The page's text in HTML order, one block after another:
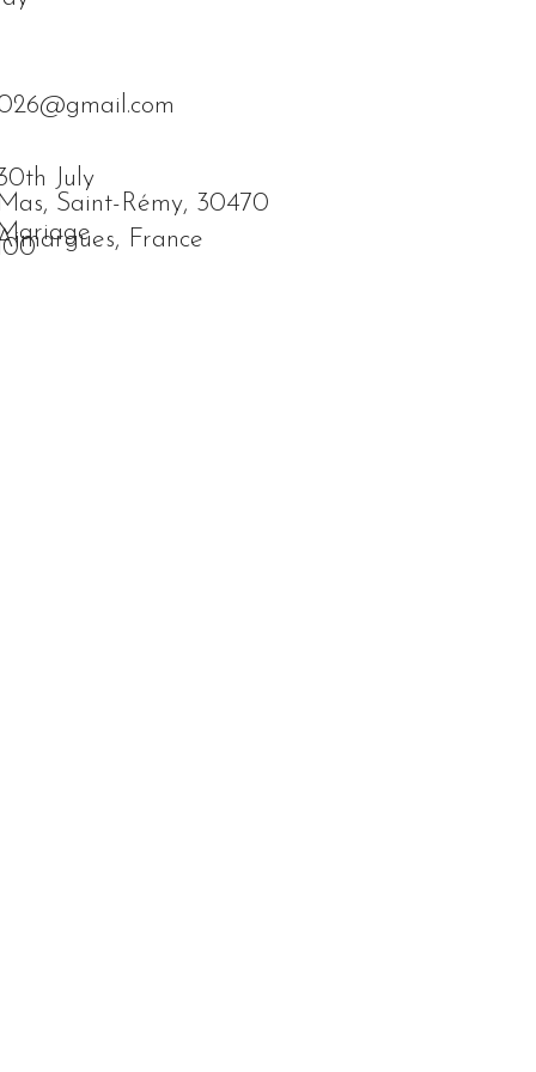
July
Saint-Rémy, 30470
France